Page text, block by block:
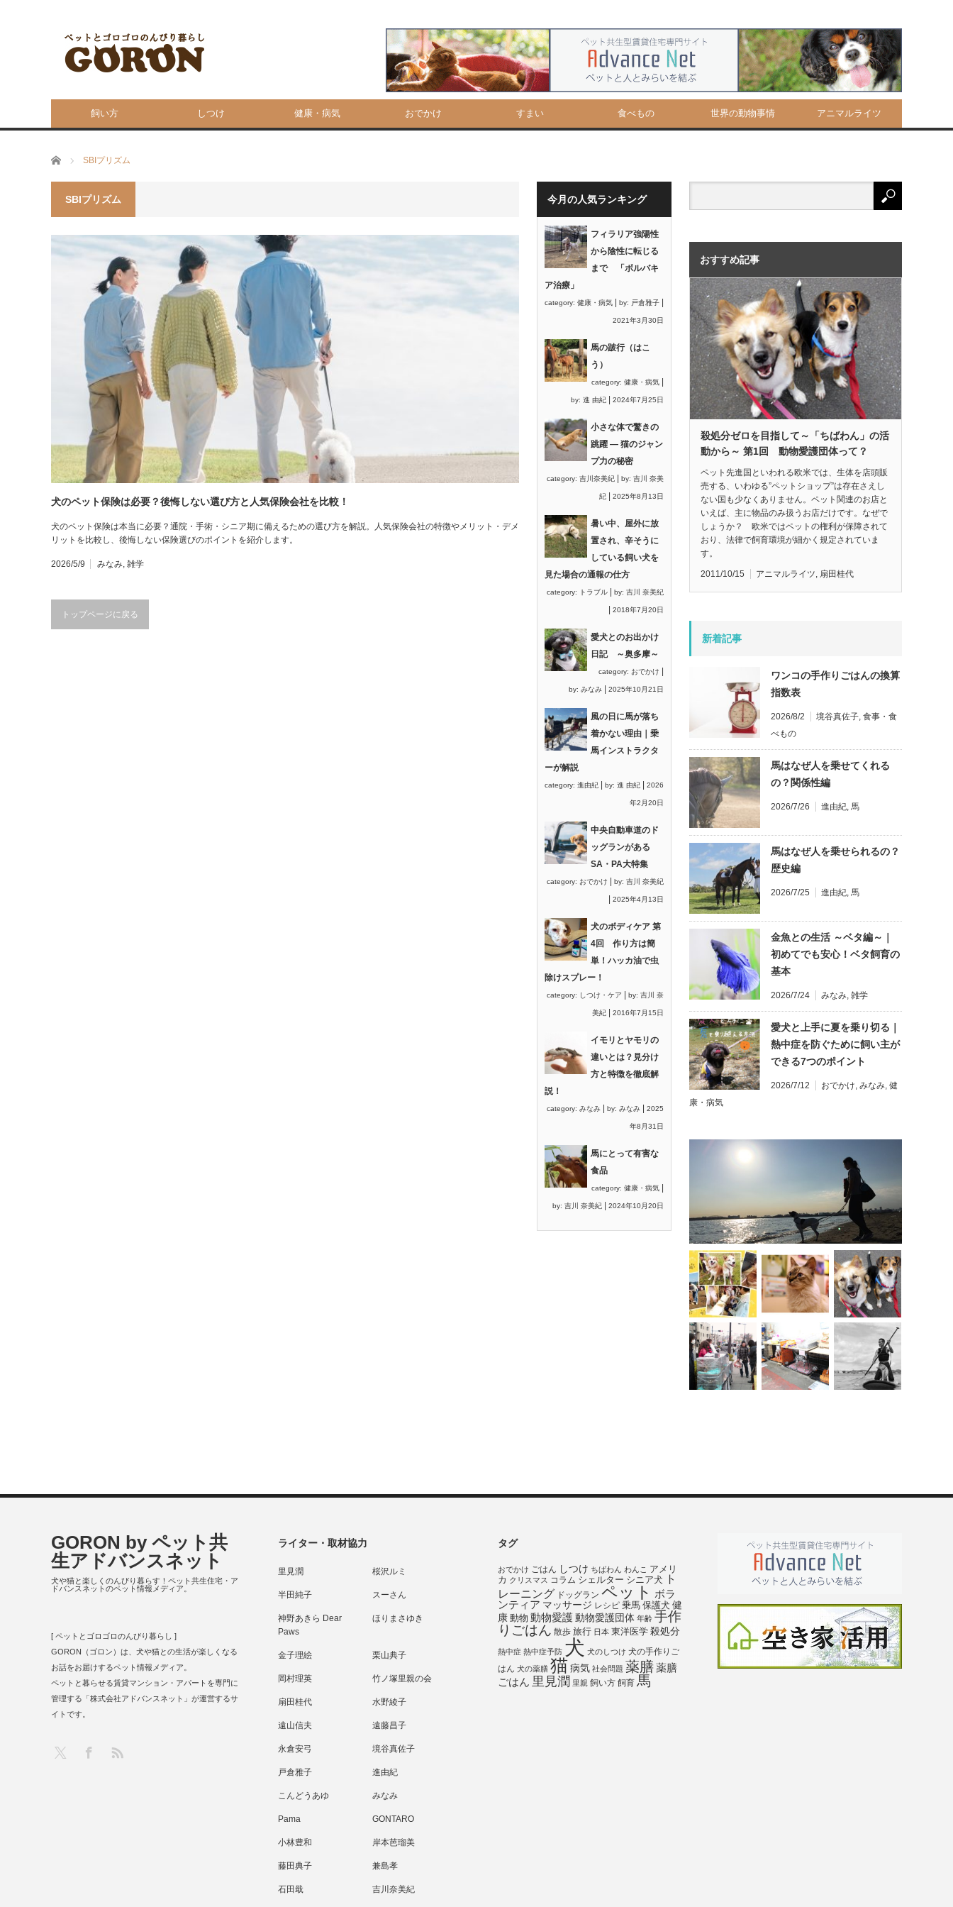
飼い方 しつけ 健康・病気 おでかけ すまい 食べもの 世界の動物事情 アニマルライツ
ホーム SBIプリズム
SBIプリズム
犬のペット保険は必要？後悔しない選び方と人気保険会社を比較！
犬のペット保険は本当に必要？通院・手術・シニア期に備えるための選び方を解説。人気保険会社の特徴やメリット・デメ
リットを比較し、後悔しない保険選びのポイントを紹介します。
2026/5/9 みなみ, 雑学
トップページに戻る
今月の人気ランキング
フィラリア強陽性
から陰性に転じる
まで 「ボルバキ
ア治療」
category: 健康・病気 by: 戸倉雅子
2021年3月30日
馬の跛行（はこ
う）
category: 健康・病気
by: 進 由紀 2024年7月25日
小さな体で驚きの
跳躍 ― 猫のジャン
プ力の秘密
category: 吉川奈美紀 by: 吉川 奈美
紀 2025年8月13日
暑い中、屋外に放
置され、辛そうに
している飼い犬を
見た場合の通報の仕方
category: トラブル by: 吉川 奈美紀
2018年7月20日
愛犬とのお出かけ
日記 ～奥多摩～
category: おでかけ
by: みなみ 2025年10月21日
風の日に馬が落ち
着かない理由｜乗
馬インストラクタ
ーが解説
category: 進由紀 by: 進 由紀 2026
年2月20日
中央自動車道のド
ッグランがある
SA・PA大特集
category: おでかけ by: 吉川 奈美紀
2025年4月13日
犬のボディケア 第
4回 作り方は簡
単！ハッカ油で虫
除けスプレー！
category: しつけ・ケア by: 吉川 奈
美紀 2016年7月15日
イモリとヤモリの
違いとは？見分け
方と特徴を徹底解
説！
category: みなみ by: みなみ 2025
年8月31日
馬にとって有害な
食品
category: 健康・病気
by: 吉川 奈美紀 2024年10月20日
おすすめ記事
殺処分ゼロを目指して～「ちばわん」の活
動から～ 第1回 動物愛護団体って？
ペット先進国といわれる欧米では、生体を店頭販
売する、いわゆる”ペットショップ”は存在さえし
ない国も少なくありません。ペット関連のお店と
いえば、主に物品のみ扱うお店だけです。なぜで
しょうか？ 欧米ではペットの権利が保障されて
おり、法律で飼育環境が細かく規定されていま
す。
2011/10/15 アニマルライツ 扇田桂代
新着記事
ワンコの手作りごはんの換算
指数表
2026/8/2 境谷真佐子 食事・食
べもの
馬はなぜ人を乗せてくれる
の？関係性編
2026/7/26 進由紀 馬
馬はなぜ人を乗せられるの？
歴史編
2026/7/25 進由紀 馬
金魚との生活 ～ベタ編～｜
初めてでも安心！ベタ飼育の
基本
2026/7/24 みなみ 雑学
愛犬と上手に夏を乗り切る｜
熱中症を防ぐために飼い主が
できる7つのポイント
2026/7/12 おでかけ みなみ 健
康・病気
ライター・取材協力
里見潤 桜沢ルミ
半田純子 スーさん
神野あきら Dear
Paws
ほりまさゆき
金子理絵 栗山典子
岡村理英 竹ノ塚里親の会
扇田桂代 水野綾子
遠山信夫 遠藤昌子
永倉安弓 境谷真佐子
戸倉雅子 進由紀
こんどうあゆ みなみ
Pama GONTARO
小林豊和 岸本芭瑠美
藤田典子 兼島孝
石田戢 吉川奈美紀
タグ
おでかけ ごはん しつけ ちばわん わんこ アメリ
カ クリスマス コラム シェルター シニア犬
ト
レーニング ドッグラン ペット
ボラ
ンティア マッサージ レシピ 乗馬 保護犬 健
康 動物 動物愛護動物愛護団体 年齢 手作
りごはん 散歩 旅行 日本 東洋医学 殺処分
熱中症 熱中症予防 犬 犬のしつけ 犬の手作りご
はん 犬の薬膳 猫 病気 社会問題 薬膳薬膳
ごはん 里見潤 里親 飼い方 飼育 馬
GORON by ペット共
生アドバンスネット
犬や猫と楽しくのんびり暮らす！ペット共生住宅・ア
ドバンスネットのペット情報メディア。
[ ペットとゴロゴロのんびり暮らし ]
GORON（ゴロン）は、犬や猫との生活が楽しくなる
お話をお届けするペット情報メディア。
ペットと暮らせる賃貸マンション・アパートを専門に
管理する「株式会社アドバンスネット」が運営するサ
イトです。
Facebook
RSS